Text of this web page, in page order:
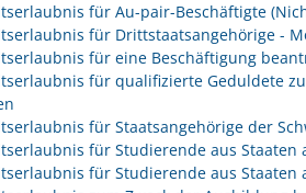
für Au-pair-Beschäftigte
für Drittstaatsangehörige -
für eine Beschäftigung
für qualifizierte Geduldete
für Staatsangehörige der
für Studierende aus Staaten
für Studierende aus Staaten